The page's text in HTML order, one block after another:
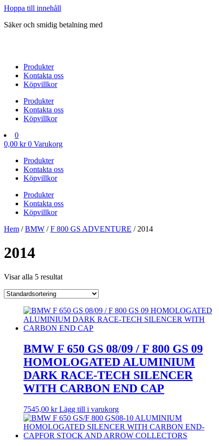
Hoppa till innehåll
Säker och smidig betalning med
Produkter
Kontakta oss
Köpvillkor
Produkter
Kontakta oss
Köpvillkor
0
0,00 kr 0 Varukorg
Produkter
Kontakta oss
Köpvillkor
Produkter
Kontakta oss
Köpvillkor
Hem /BMW /F 800 GS ADVENTURE / 2014
2014
Visar alla 5 resultat
BMW F 650 GS 08/09 / F 800 GS 09
HOMOLOGATED ALUMINIUM
DARK RACE-TECH SILENCER
WITH CARBON END CAP
7545,00 kr Lägg till i varukorg